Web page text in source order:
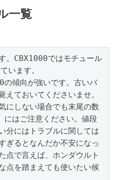
一覧
。CBX1000ではモチュール
います。
傾向が強いです。古いバ
えておいてくださいませ。
にしない場合でも末尾の数
はご注意ください。値段
分にはトラブルに関しては
ぎるとなんだか不安になっ
点で言えば、ホンダウルト
点を踏まえても使いたい候